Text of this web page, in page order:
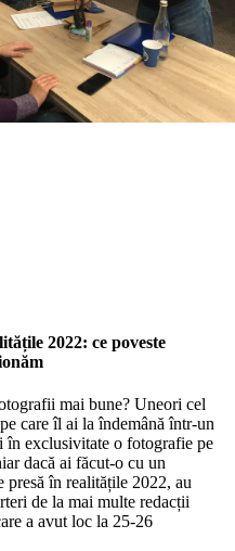
2022: ce poveste
mai bune? Uneori cel
care îl ai la îndemână într-un
exclusivitate o fotografie pe
dacă ai făcut-o cu un
în realitățile 2022, au
de la mai multe redacții
a avut loc la 25-26